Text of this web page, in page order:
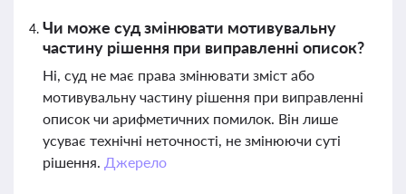
Чи може суд змінювати мотивувальну
частину рішення при виправленні описок?
Ні, суд не має права змінювати зміст або
мотивувальну частину рішення при виправленні
описок чи арифметичних помилок. Він лише
усуває технічні неточності, не змінюючи суті
рішення. Джерело